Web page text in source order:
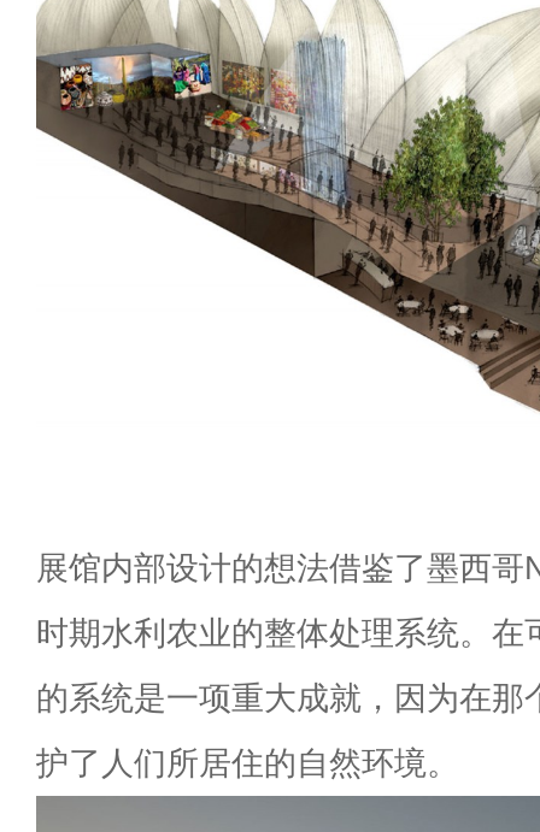
展馆内部设计的想法借鉴了墨西
时期水利农业的整体处理系统。在
的系统是一项重大成就，因为在那
护了人们所居住的自然环境。